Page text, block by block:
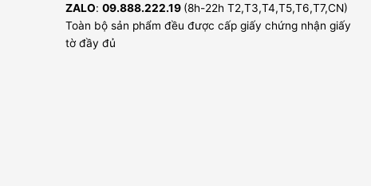
ZALO: 09.888.222.19 (8h-22h T2,T3,T4,T5,T6,T7,CN)
Toàn bộ sản phẩm đều được cấp giấy chứng nhận giấy
tờ đầy đủ